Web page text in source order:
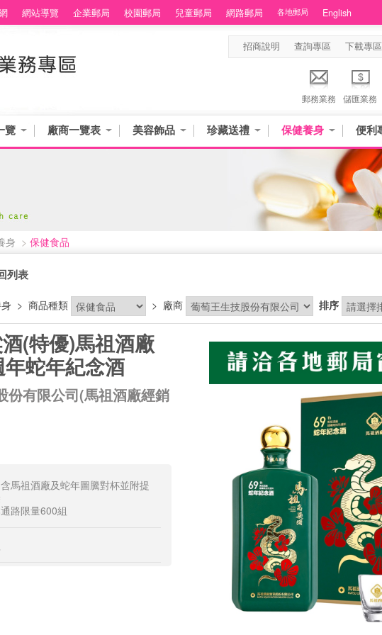
網站導覽 企業郵局 校園郵局 兒童郵局 網路郵局 各地郵局 English
招商說明 查詢專區 下載專區
郵務業務 儲匯業務
覽 廠商一覽表 美容飾品 珍藏送禮 保健養身 便利
身 > 保健食品
列表
> 商品種類 > 廠商 排序
(特優)馬祖酒廠
蛇年紀念酒
份有限公司(馬祖酒廠經銷
馬祖酒廠及蛇年圖騰對杯並附提
路限量600組